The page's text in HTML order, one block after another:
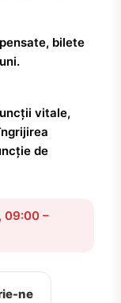
bilete
vitale,
de
09:00 –
ne